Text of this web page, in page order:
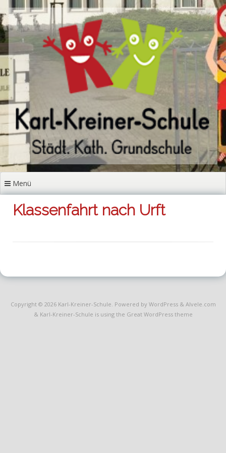
Inhalt
springen
Menü
Klassenfahrt nach Urft
Copyright © 2026 Karl-Kreiner-Schule. Powered by WordPress& Alvele.com
& Karl-Kreiner-Schule is using the Great WordPress theme